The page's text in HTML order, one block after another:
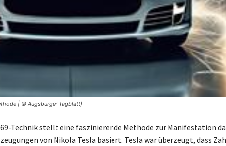
| © Augsburger Tagblatt)
Technik stellt eine faszinierende Methode zur Manifestation
von Nikola Tesla basiert. Tesla war überzeugt, dass